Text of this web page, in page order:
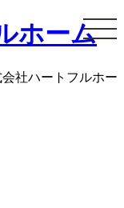
社ハートフルホー